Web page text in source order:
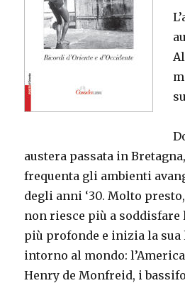
austera passata in
frequenta gli ambienti
degli anni ‘30. Molto
non riesce più a soddisfare
più profonde e inizia la sua
intorno al mondo:
Henry de Monfreid, i